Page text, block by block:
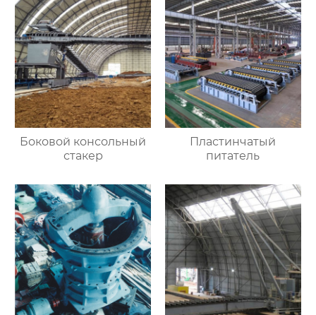
Боковой консольный
стакер
Пластинчатый
питатель